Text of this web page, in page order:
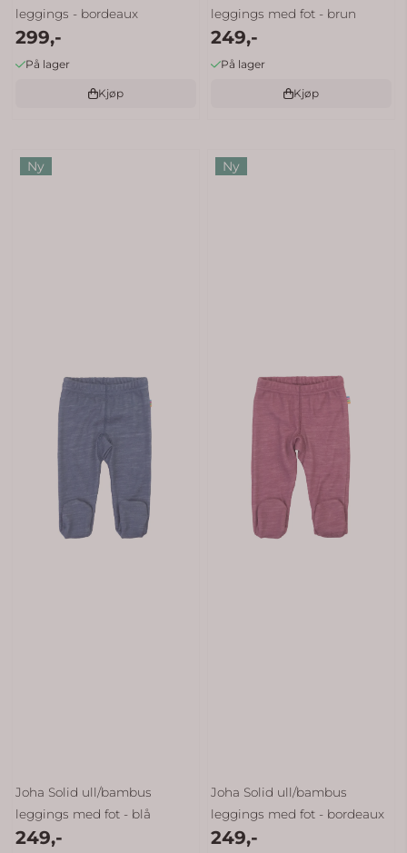
leggings - bordeaux
299,-
På lager
Kjøp
leggings med fot - brun
249,-
På lager
Kjøp
Ny
Joha Solid ull/bambus
leggings med fot - blå
249,-
Ny
Joha Solid ull/bambus
leggings med fot - bordeaux
249,-